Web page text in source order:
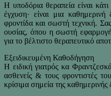
Η υποδόρια θεραπεία είναι
έγχυση· είναι μια
φροντίδα και σωστή τεχνική.
ουσίας, όπου η σωστή εφαρμογή
για το βέλτιστο θεραπευτικό
Εξειδικευμένη Καθοδήγηση
Η ειδική γιατρός κα
ασθενείς & τους φροντιστές
κρίσιμα σημεία της καθημερινής